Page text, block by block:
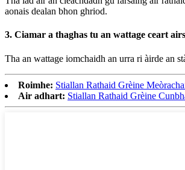
aonais dealan bhon ghriod.
3. Ciamar a thaghas tu an wattage ceart
Tha an wattage iomchaidh an urra ri àirde an
Roimhe: Stiallan Rathaid Grèine
Air adhart: Stiallan Rathaid Grèine